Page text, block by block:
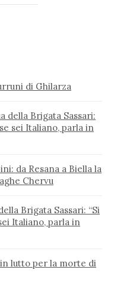
di Ghilarza
della Brigata Sassari:
sei Italiano, parla in
da Resana a Biella la
Chervu
Brigata Sassari: “Si
Italiano, parla in
in lutto per la morte di